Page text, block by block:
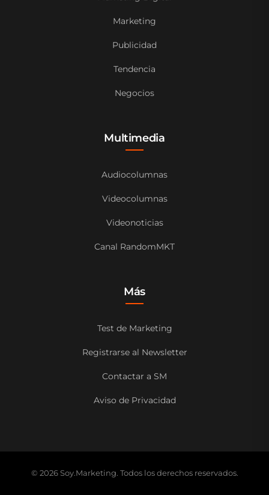
Marketing
Publicidad
Tendencia
Negocios
Multimedia
Audiocolumnas
Videocolumnas
Videonoticias
Canal RandomMKT
Más
Test de Marketing
Registrarse al Newsletter
Contactar a SM
Aviso de Privacidad
© 2026 Soy.Marketing. Todos los derechos reservados.